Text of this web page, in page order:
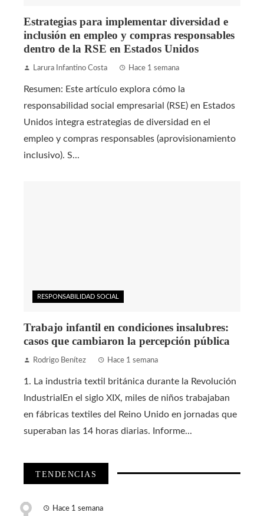
Estrategias para implementar diversidad e
inclusión en empleo y compras responsables
dentro de la RSE en Estados Unidos
Larura Infantino Costa Hace 1 semana
Resumen: Este artículo explora cómo la
responsabilidad social empresarial (RSE) en Estados
Unidos integra estrategias de diversidad en el
empleo y compras responsables (aprovisionamiento
inclusivo). S...
RESPONSABILIDAD SOCIAL
Trabajo infantil en condiciones insalubres:
casos que cambiaron la percepción pública
Rodrigo Benítez Hace 1 semana
1. La industria textil británica durante la Revolución
IndustrialEn el siglo XIX, miles de niños trabajaban
en fábricas textiles del Reino Unido en jornadas que
superaban las 14 horas diarias. Informe...
TENDENCIAS
Hace 1 semana